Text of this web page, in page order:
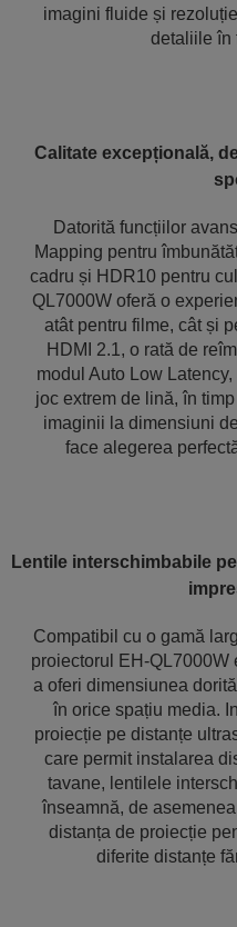
imagini fluide și
detaliile în
Calitate excepțională,
Datorită funcțiilor
Mapping pentru
cadru și HDR10 pentru
QL7000W oferă o
atât pentru filme, cât și
HDMI 2.1, o rată de
modul Auto Low
joc extrem de lină, în
imaginii la dimensiuni
face alegerea
Lentile interschimbabile
Compatibil cu o gamă
proiectorul EH-QL7000W
a oferi dimensiunea
în orice spațiu media.
proiecție pe distanțe
care permit instalarea
tavane, lentilele
înseamnă, de
distanța de proiecție
diferite distanțe